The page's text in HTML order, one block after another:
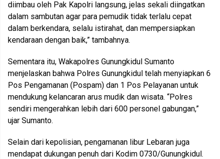
diimbau oleh Pak Kapolri langsung, jelas sekali diingatkan
dalam sambutan agar para pemudik tidak terlalu cepat
dalam berkendara, selalu istirahat, dan mempersiapkan
kendaraan dengan baik,” tambahnya.
Sementara itu, Wakapolres Gunungkidul Sumanto
menjelaskan bahwa Polres Gunungkidul telah menyiapkan 6
Pos Pengamanan (Pospam) dan 1 Pos Pelayanan untuk
mendukung kelancaran arus mudik dan wisata. “Polres
sendiri mengerahkan lebih dari 600 personel gabungan,”
ujar Sumanto.
Selain dari kepolisian, pengamanan libur Lebaran juga
mendapat dukungan penuh dari Kodim 0730/Gunungkidul.